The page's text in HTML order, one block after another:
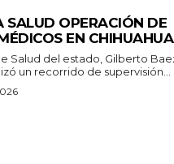
SALUD OPERACIÓN DE
EN CHIHUAHUA
Salud del estado, Gilberto
un recorrido de supervisión...